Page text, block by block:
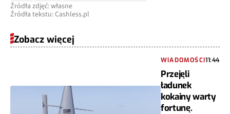
Źródła zdjęć: własne
Źródła tekstu: Cashless.pl
Zobacz więcej
WIADOMOŚCI11:44
Przejęli
ładunek
kokainy warty
fortunę.